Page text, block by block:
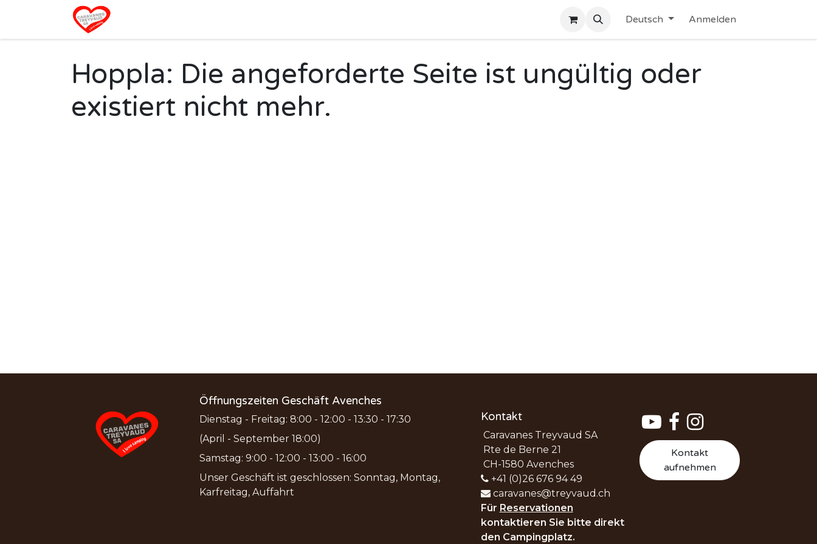
Zum Inhalt springen
Deutsch Anmelden
Hoppla: Die angeforderte Seite ist ungültig oder
existiert nicht mehr.
Kontakt
aufnehmen
Öffnungszeiten Geschäft Avenches
Dienstag - Freitag: 8:00 - 12:00 - 13:30 - 17:30
(April - September 18:00)
Samstag: 9:00 - 12:00 - 13:00 - 16:00
Unser Geschäft ist geschlossen: Sonntag, Montag,
Karfreitag, Auffahrt
Kontakt
Caravanes Treyvaud SA
Rte de Berne 21
CH-1580 Avenches
+41 (0)26 676 94 49
caravanes@treyvaud.ch
Für Reservationen
kontaktieren Sie bitte direkt
den Campingplatz.